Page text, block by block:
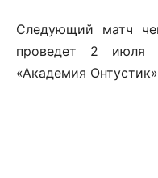
Следующий матч
проведет 2 июля
«Академия